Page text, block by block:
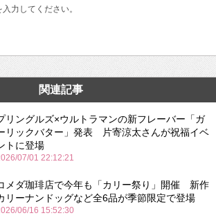
力してください。
関連記事
リングルズ×ウルトラマンの新フレーバー「ガ
リックバター」発表 片寄涼太さんが祝福イベ
トに登場
07/01 22:12:21
メダ珈琲店で今年も「カリー祭り」開催 新作
リーナンドッグなど全6品が季節限定で登場
06/16 15:52:30